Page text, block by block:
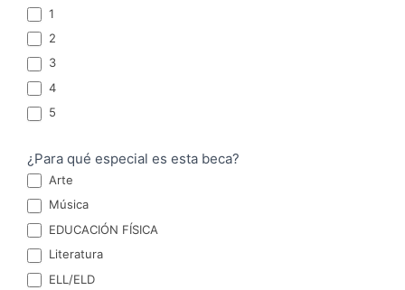
v
e
n
c
i
n
1
2
3
4
5
¿Para qué especial es esta beca?
Arte
Música
EDUCACIÓN FÍSICA
Literatura
ELL/ELD